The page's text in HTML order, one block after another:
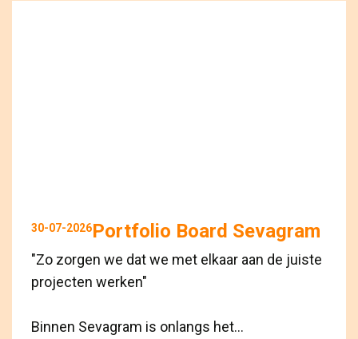
30-07-2026Portfolio Board Sevagram
"Zo zorgen we dat we met elkaar aan de juiste
projecten werken"
Binnen Sevagram is onlangs het...